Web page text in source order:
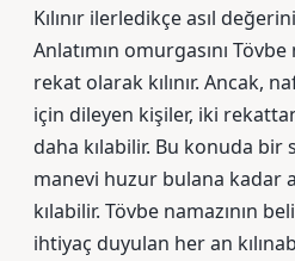
Kılınır ilerledikçe asıl
Anlatımın omurgasını
rekat olarak kılınır. Ancak,
için dileyen kişiler, iki
daha kılabilir. Bu konuda bir
manevi huzur bulana kadar
kılabilir. Tövbe namazının
ihtiyaç duyulan her an